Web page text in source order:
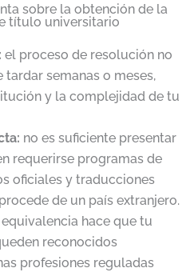
sobre la obtención de la
título universitario
el proceso de resolución no
tardar semanas o meses,
y la complejidad de tu
no es suficiente presentar
requerirse programas de
oficiales y traducciones
de un país extranjero.
equivalencia hace que tu
reconocidos
profesiones reguladas